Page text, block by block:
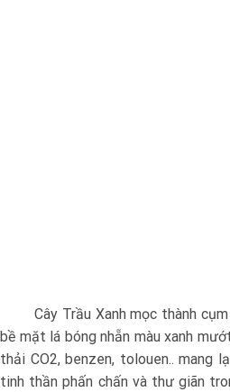
Cây Trầu Xanh mọc thành cụm
bề mặt lá bóng nhẵn màu xanh
thải CO2, benzen, tolouen.. mang
tinh thần phấn chấn và thư giãn